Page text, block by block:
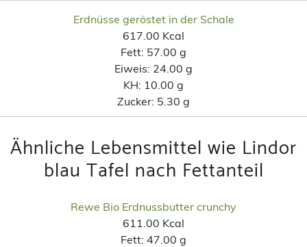
Erdnüsse geröstet in der Schale
617.00 Kcal
Fett: 57.00 g
Eiweis: 24.00 g
KH: 10.00 g
Zucker: 5.30 g
Ähnliche Lebensmittel wie Lindor
blau Tafel nach Fettanteil
Rewe Bio Erdnussbutter crunchy
611.00 Kcal
Fett: 47.00 g